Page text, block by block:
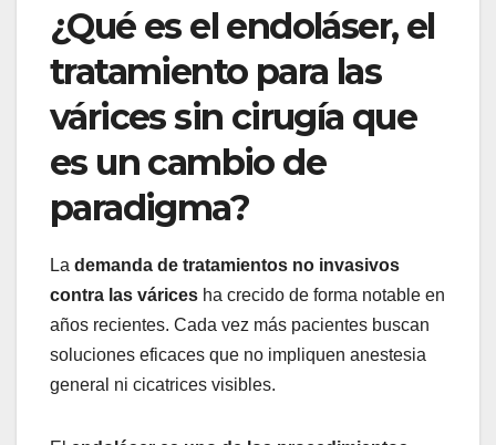
¿Qué es el endoláser, el
tratamiento para las
várices sin cirugía que
es un cambio de
paradigma?
La demanda de tratamientos no invasivos
contra las várices ha crecido de forma notable en
años recientes. Cada vez más pacientes buscan
soluciones eficaces que no impliquen anestesia
general ni cicatrices visibles.